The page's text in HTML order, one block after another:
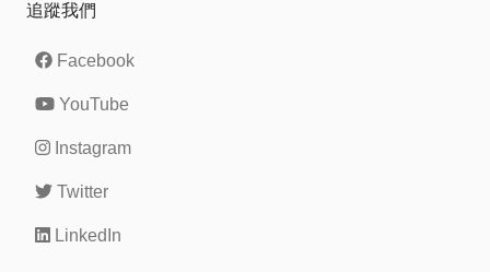
追蹤我們
Facebook
YouTube
Instagram
Twitter
LinkedIn